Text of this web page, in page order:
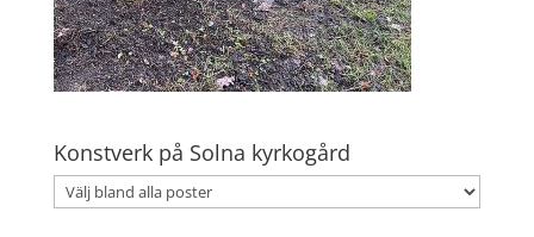
Konstverk på Solna kyrkogård